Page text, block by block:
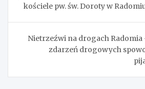
kościele pw. św. Doroty w
Nietrzeźwi na drogach Radomia
zdarzeń drogowych